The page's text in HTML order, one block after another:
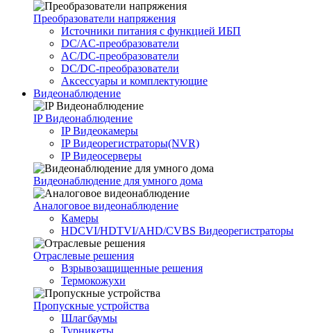
Преобразователи напряжения
Источники питания c функцией ИБП
DC/AC-преобразователи
AC/DC-преобразователи
DC/DC-преобразователи
Аксессуары и комплектующие
Видеонаблюдение
IP Видеонаблюдение
IP Видеокамеры
IP Видеорегистраторы(NVR)
IP Видеосерверы
Видеонаблюдение для умного дома
Аналоговое видеонаблюдение
Камеры
HDCVI/HDTVI/AHD/CVBS Видеорегистраторы
Отраслевые решения
Взрывозащищенные решения
Термокожухи
Пропускные устройства
Шлагбаумы
Турникеты